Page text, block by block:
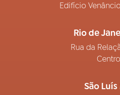
Edifício
Rio de
Rua da
Centro
São Luís